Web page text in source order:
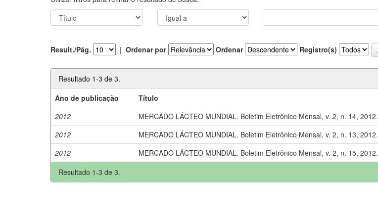
Result./Pág. | Ordenar por Ordenar Registro(s)
Resultado 1-3 de 3.
Ano de publicação
Título
2012
MERCADO LÁCTEO MUNDIAL. Boletim Eletrônico Mensal, v. 2, n. 14, 2012.
2012
MERCADO LÁCTEO MUNDIAL. Boletim Eletrônico Mensal, v. 2, n. 13, 2012.
2012
MERCADO LÁCTEO MUNDIAL. Boletim Eletrônico Mensal, v. 2, n. 15, 2012.
Resultado 1-3 de 3.